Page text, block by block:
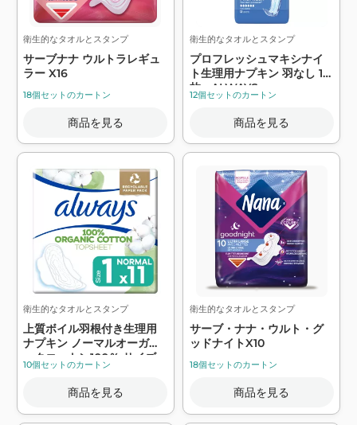
衛生的なタオルとスタンプ
サーブナナ ウルトラレギュ
ラー X16
18個セットのカートン
商品を見る
衛生的なタオルとスタンプ
プロフレッシュマキシナイ
ト生理用ナプキン 羽なし 12
枚 - ALWAYS
12個セットのカートン
商品を見る
衛生的なタオルとスタンプ
上質ボイル羽根付き生理用
ナプキン ノーマルオーガニ
ックコットン100％ サイズ
1×11 - ALWAYS
10個セットのカートン
商品を見る
衛生的なタオルとスタンプ
サーブ・ナナ・ウルト・グ
ッドナイトX10
18個セットのカートン
商品を見る